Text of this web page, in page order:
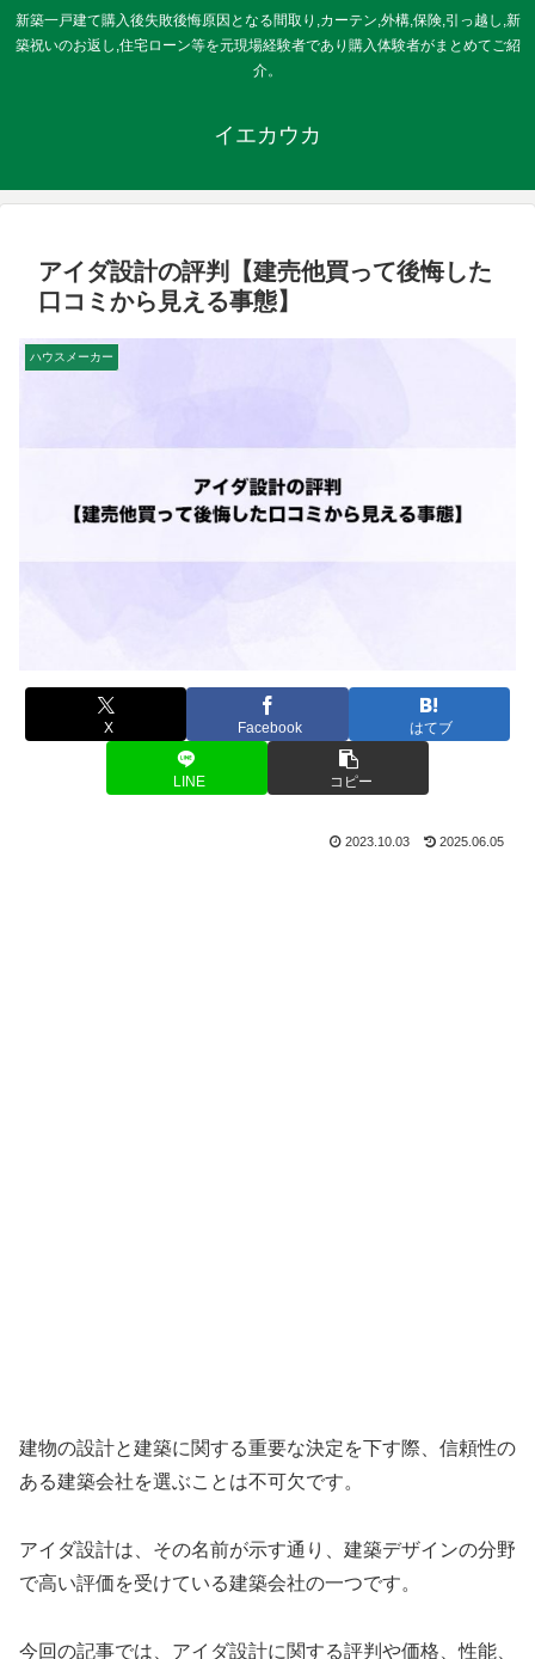
新築一戸建て購入後失敗後悔原因となる間取り,カーテン,外構,保険,引っ越し,新
築祝いのお返し,住宅ローン等を元現場経験者であり購入体験者がまとめてご紹
介。
イエカウカ
アイダ設計の評判【建売他買って後悔した
口コミから見える事態】
ハウスメーカー
X Facebook はてブ
LINE コピー
2023.10.03 2025.06.05
建物の設計と建築に関する重要な決定を下す際、信頼性の
ある建築会社を選ぶことは不可欠です。
アイダ設計は、その名前が示す通り、建築デザインの分野
で高い評価を受けている建築会社の一つです。
今回の記事では、アイダ設計に関する評判や価格、性能、